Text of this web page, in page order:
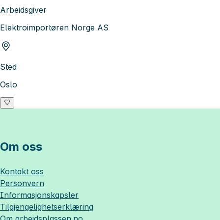
Arbeidsgiver
Elektroimportøren Norge AS
Sted
Oslo
Om oss
Kontakt oss
Personvern
Informasjonskapsler
Tilgjengelighetserklæring